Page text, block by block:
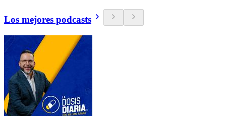
Los mejores podcasts